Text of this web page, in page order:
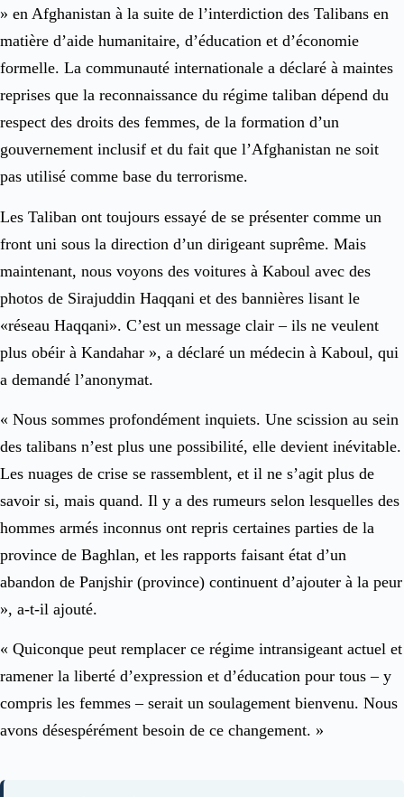
» en Afghanistan à la suite de l’interdiction des Talibans en
matière d’aide humanitaire, d’éducation et d’économie
formelle. La communauté internationale a déclaré à maintes
reprises que la reconnaissance du régime taliban dépend du
respect des droits des femmes, de la formation d’un
gouvernement inclusif et du fait que l’Afghanistan ne soit
pas utilisé comme base du terrorisme.
Les Taliban ont toujours essayé de se présenter comme un
front uni sous la direction d’un dirigeant suprême. Mais
maintenant, nous voyons des voitures à Kaboul avec des
photos de Sirajuddin Haqqani et des bannières lisant le
«réseau Haqqani». C’est un message clair – ils ne veulent
plus obéir à Kandahar », a déclaré un médecin à Kaboul, qui
a demandé l’anonymat.
« Nous sommes profondément inquiets. Une scission au sein
des talibans n’est plus une possibilité, elle devient inévitable.
Les nuages de crise se rassemblent, et il ne s’agit plus de
savoir si, mais quand. Il y a des rumeurs selon lesquelles des
hommes armés inconnus ont repris certaines parties de la
province de Baghlan, et les rapports faisant état d’un
abandon de Panjshir (province) continuent d’ajouter à la peur
», a-t-il ajouté.
« Quiconque peut remplacer ce régime intransigeant actuel et
ramener la liberté d’expression et d’éducation pour tous – y
compris les femmes – serait un soulagement bienvenu. Nous
avons désespérément besoin de ce changement. »